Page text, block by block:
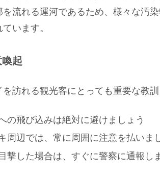
流れる運河であるため、様々な汚
います。
起
訪れる観光客にとっても重要な教訓
の飛び込みは絶対に避けましょう
周辺では、常に周囲に注意を払いま
撃した場合は、すぐに警察に通報し